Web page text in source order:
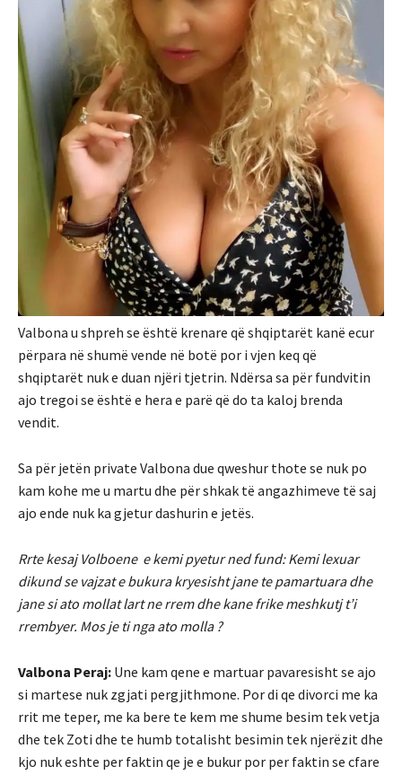
Valbona u shpreh se është krenare që shqiptarët kanë ecur
përpara në shumë vende në botë por i vjen keq që
shqiptarët nuk e duan njëri tjetrin. Ndërsa sa për fundvitin
ajo tregoi se është e hera e parë që do ta kaloj brenda
vendit.
Sa për jetën private Valbona due qweshur thote se nuk po
kam kohe me u martu dhe për shkak të angazhimeve të saj
ajo ende nuk ka gjetur dashurin e jetës.
Rrte kesaj Volboene e kemi pyetur ned fund: Kemi lexuar
dikund se vajzat e bukura kryesisht jane te pamartuara dhe
jane si ato mollat lart ne rrem dhe kane frike meshkutj t’i
rrembyer. Mos je ti nga ato molla ?
Valbona Peraj: Une kam qene e martuar pavaresisht se ajo
si martese nuk zgjati pergjithmone. Por di qe divorci me ka
rrit me teper, me ka bere te kem me shume besim tek vetja
dhe tek Zoti dhe te humb totalisht besimin tek njerëzit dhe
kjo nuk eshte per faktin qe je e bukur por per faktin se cfare